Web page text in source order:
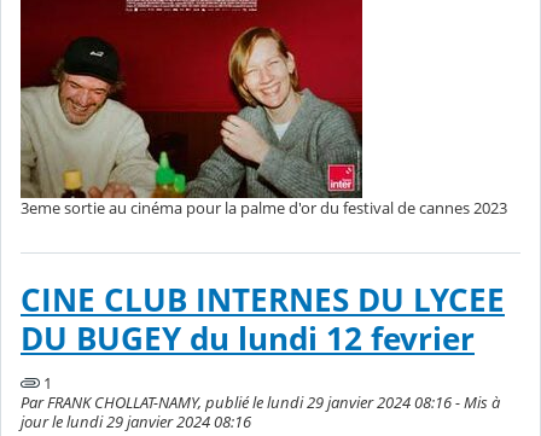
3eme sortie au cinéma pour la palme d'or du festival de cannes 2023
CINE CLUB INTERNES DU LYCEE
DU BUGEY du lundi 12 fevrier
1
Par FRANK CHOLLAT-NAMY, publié le lundi 29 janvier 2024 08:16 - Mis à
jour le lundi 29 janvier 2024 08:16